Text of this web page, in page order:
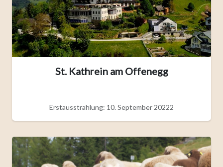
St. Kathrein am Offenegg
Erstausstrahlung: 10. September 20222